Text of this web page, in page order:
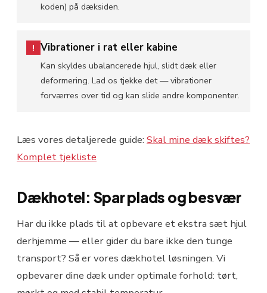
koden) på dæksiden.
! Vibrationer i rat eller kabine
Kan skyldes ubalancerede hjul, slidt dæk eller
deformering. Lad os tjekke det — vibrationer
forværres over tid og kan slide andre komponenter.
Læs vores detaljerede guide: Skal mine dæk skiftes?
Komplet tjekliste
Dækhotel: Spar plads og besvær
Har du ikke plads til at opbevare et ekstra sæt hjul
derhjemme — eller gider du bare ikke den tunge
transport? Så er vores dækhotel løsningen. Vi
opbevarer dine dæk under optimale forhold: tørt,